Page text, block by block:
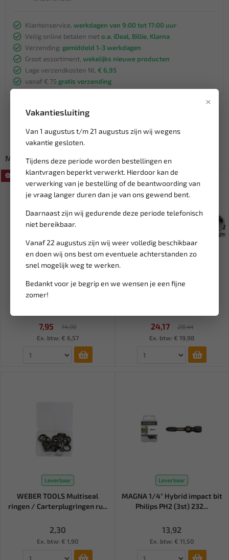
×
Vakantiesluiting
Van 1 augustus t/m 21 augustus zijn wij wegens
vakantie gesloten.
Tijdens deze periode worden bestellingen en
klantvragen beperkt verwerkt. Hierdoor kan de
verwerking van je bestelling of de beantwoording van
je vraag langer duren dan je van ons gewend bent.
Daarnaast zijn wij gedurende deze periode telefonisch
niet bereikbaar.
Vanaf 22 augustus zijn wij weer volledig beschikbaar
en doen wij ons best om eventuele achterstanden zo
snel mogelijk weg te werken.
Bedankt voor je begrip en we wensen je een fijne
zomer!
Klantenservice, werkdagen van 9:00 tot 17:00 uur
Veilig online betalen met o.a. iDeal, Billie, Klarna
Verzending: gemiddeld 1-3 werkdagen
Groot assortiment, wekelijks nieuwe producten
Lage verzendkosten NL € 6,95
vanaf € 75 gratis verzending
Misschien ook interessant:
DEKO TOOLS Bitset incl.
7,95
14,96
Ex. btw: € 6,57
SALE!
24,17
28,44
Ex. btw: € 19,98
Leverbaar
WEBER TOOLS Multiseal
ringen / Carterplugringen ru...
2,30
Ex. btw: € 1,90
Leverbaar
MAGNA 1/4" Hybrid impact bit
Philips PH2 (3st) 232...
13,92
Ex. btw: € 11,50